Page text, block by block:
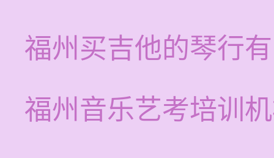
福州买吉他的琴行
福州音乐艺考培训